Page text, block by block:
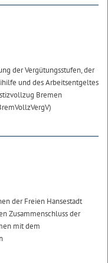
der Vergütungsstufen, der
und des Arbeitsentgeltes
Bremen
der Freien Hansestadt
Zusammenschluss der
mit dem